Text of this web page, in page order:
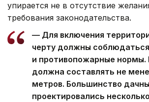
упирается не в отсутствие
требования законодательства.
— Для включения
черту должны
и противопожарные нормы.
должна составлять не
метров. Большинство
проектировались